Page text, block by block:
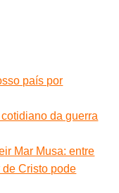
país por
da guerra
Mar Musa: entre
Cristo pode